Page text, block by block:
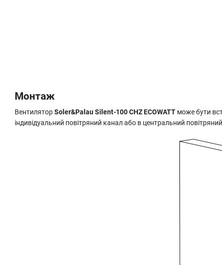
Монтаж
ВентиляторSoler&Palau Silent-100 CHZ ECOWATT може бути
індивідуальний повітряний канал або в центральний